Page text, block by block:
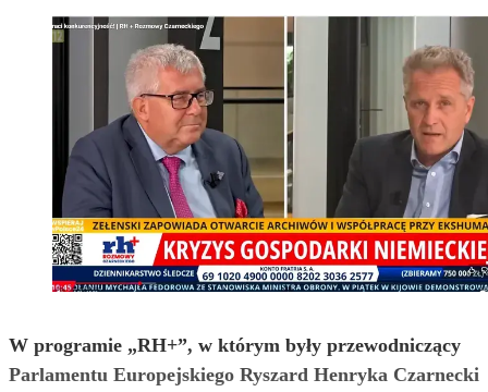
W programie „RH+”, w którym były przewodniczący
Parlamentu Europejskiego Ryszard Henryka Czarnecki